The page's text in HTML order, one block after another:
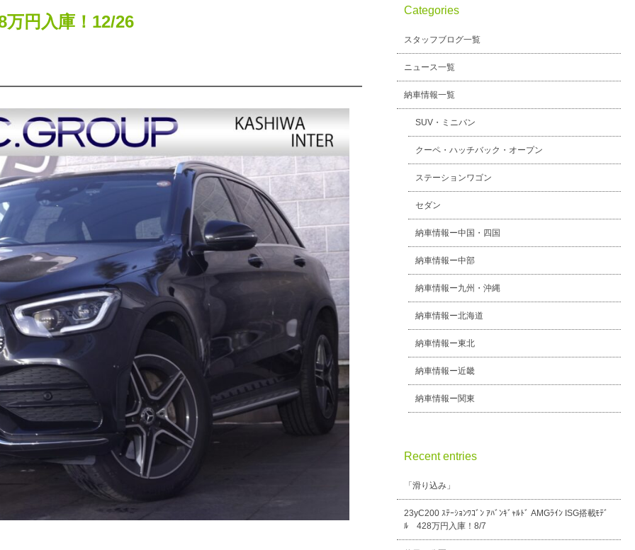
円入庫！12/26
Categories
スタッフブログ一覧
ニュース一覧
納車情報一覧
SUV・ミニバン
クーペ・ハッチバック・オープン
ステーションワゴン
セダン
納車情報ー中国・四国
納車情報ー中部
納車情報ー九州・沖縄
納車情報ー北海道
納車情報ー東北
納車情報ー近畿
納車情報ー関東
Recent entries
「滑り込み」
23yC200 ｽﾃｰｼｮﾝﾜｺﾞﾝ ｱﾊﾞﾝｷﾞｬﾙﾄﾞ AMGﾗｲﾝ ISG搭載ﾓﾃﾞ
ﾙ 428万円入庫！8/7